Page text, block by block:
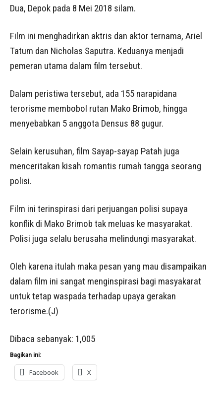
Dua, Depok pada 8 Mei 2018 silam.
Film ini menghadirkan aktris dan aktor ternama, Ariel
Tatum dan Nicholas Saputra. Keduanya menjadi
pemeran utama dalam film tersebut.
Dalam peristiwa tersebut, ada 155 narapidana
terorisme membobol rutan Mako Brimob, hingga
menyebabkan 5 anggota Densus 88 gugur.
Selain kerusuhan, film Sayap-sayap Patah juga
menceritakan kisah romantis rumah tangga seorang
polisi.
Film ini terinspirasi dari perjuangan polisi supaya
konflik di Mako Brimob tak meluas ke masyarakat.
Polisi juga selalu berusaha melindungi masyarakat.
Oleh karena itulah maka pesan yang mau disampaikan
dalam film ini sangat menginspirasi bagi masyakarat
untuk tetap waspada terhadap upaya gerakan
terorisme.(J)
Dibaca sebanyak: 1,005
Bagikan ini:
Facebook X